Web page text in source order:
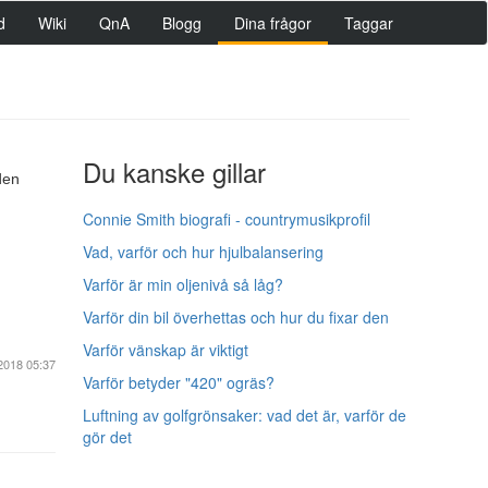
Wiki QnA Blogg Dina frågor Taggar
Du kanske gillar
Connie Smith biografi - countrymusikprofil
Vad, varför och hur hjulbalansering
Varför är min oljenivå så låg?
Varför din bil överhettas och hur du fixar den
Varför vänskap är viktigt
Varför betyder "420" ogräs?
Luftning av golfgrönsaker: vad det är, varför de
gör det
05:37